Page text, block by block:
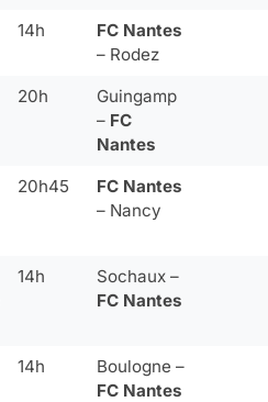
14h
FC Nantes
– Rodez
20h
Guingamp
– FC
Nantes
20h45
FC Nantes
– Nancy
14h
Sochaux –
FC Nantes
14h
Boulogne –
FC Nantes